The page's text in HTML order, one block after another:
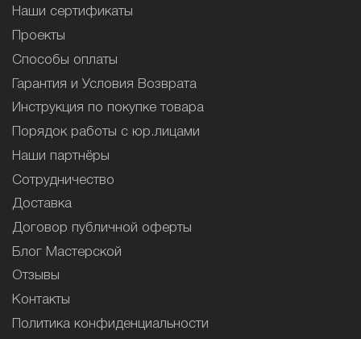
Наши сертификаты
Проекты
Способы оплаты
Гарантия и Условия Возврата
Инструкция по покупке товара
Порядок работы с юр.лицами
Наши партнёры
Сотрудничество
Доставка
Договор публичной оферты
Блог Мастерской
Отзывы
Контакты
Политика конфиденциальности